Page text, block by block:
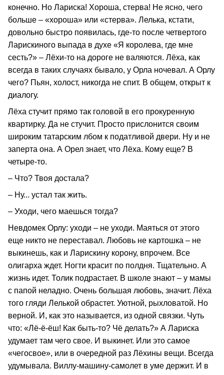
конечно. Но Лариска! Хороша, стерва! Не ясно, чего
больше – «хороша» или «стерва». Лелька, кстати,
довольно быстро появилась, где-то после четвертого
Ларискиного выпада в духе «Я королева, где мне
сесть?» – Лёхи-то на дороге не валяются. Лёха, как
всегда в таких случаях бывало, у Орла ночевал. А Орлу
чего? Пьян, холост, никогда не спит. В общем, открыт к
диалогу.
Лёха стучит прямо так головой в его прокуренную
квартирку. Да не стучит. Просто прислонится своим
широким татарским лбом к податливой двери. Ну и не
заперта она. А Орел знает, что Лёха. Кому еще? В
четыре-то.
– Что? Твоя достала?
– Ну... устал так жить.
– Уходи, чего маешься тогда?
Невдомек Орлу: уходи – не уходи. Маяться от этого
еще никто не переставал. Любовь не картошка – не
выкинешь, как и Ларискину корону, впрочем. Все
олигарха ждет. Ногти красит по полдня. Тщательно. А
жизнь идет. Толик подрастает. В школе знают – у мамы
с папой неладно. Очень большая любовь, значит. Лёха
того гляди Лелькой обрастет. Уютной, рыхловатой. Но
верной. И, как это называется, из одной связки. Чуть
что: «Лё-ё-ёш! Как быть-то? Чё делать?» А Лариска
удумает там чего свое. И выкинет. Или это самое
«чегосвое», или в очередной раз Лёхины вещи. Всегда
удумывала. Виллу-машину-самолет в уме держит. И в